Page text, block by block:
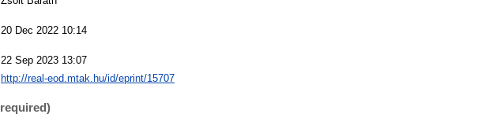
20 Dec 2022 10:14
22 Sep 2023 13:07
http://real-eod.mtak.hu/id/eprint/15707